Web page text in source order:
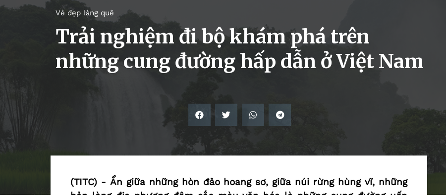
Vẻ đẹp làng quê
Trải nghiệm đi bộ khám phá trên
những cung đường hấp dẫn ở Việt Nam
(TITC) - Ẩn giữa những hòn đảo hoang sơ, giữa núi rừng hùng vĩ, những